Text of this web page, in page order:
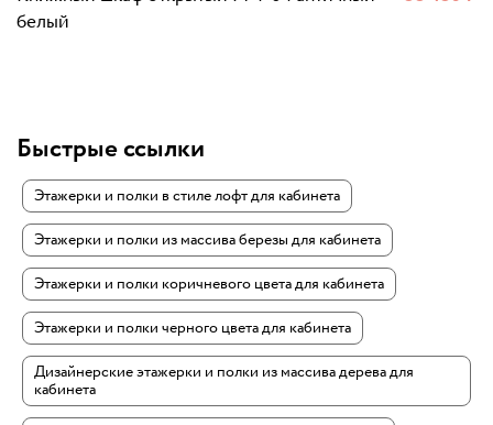
белый
Быстрые ссылки
Этажерки и полки в стиле лофт для кабинета
Этажерки и полки из массива березы для кабинета
Этажерки и полки коричневого цвета для кабинета
Этажерки и полки черного цвета для кабинета
Дизайнерские этажерки и полки из массива дерева для
кабинета